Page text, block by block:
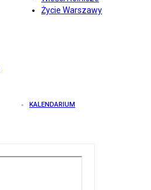
Życie Warszawy
KALENDARIUM